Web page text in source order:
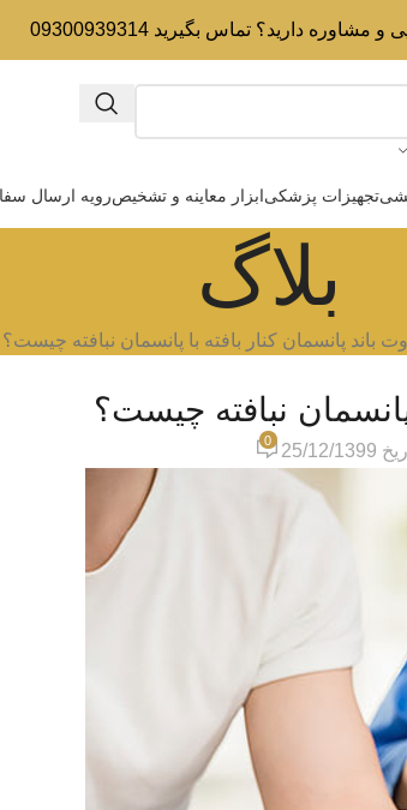
و مشاوره دارید؟ تماس بگیرید 09300939314
تجهیزات پزشکیابزار معاینه و تشخیصرویه ارسال
بلاگ
باند پانسمان کنار بافته با پانسمان نبافته چیست؟
پانسمان نبافته چیست؟
1399
0